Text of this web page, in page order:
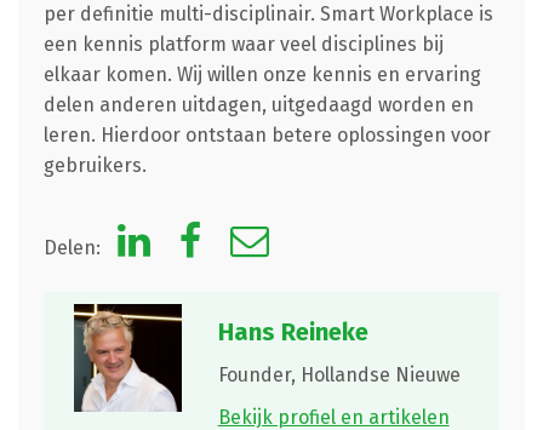
per definitie multi-disciplinair. Smart Workplace is
een kennis platform waar veel disciplines bij
elkaar komen. Wij willen onze kennis en ervaring
delen anderen uitdagen, uitgedaagd worden en
leren. Hierdoor ontstaan betere oplossingen voor
gebruikers.
Delen:
Hans Reineke
Founder, Hollandse Nieuwe
Bekijk profiel en artikelen